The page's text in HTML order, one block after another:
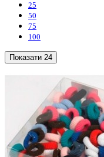
25
50
75
100
Показати 24